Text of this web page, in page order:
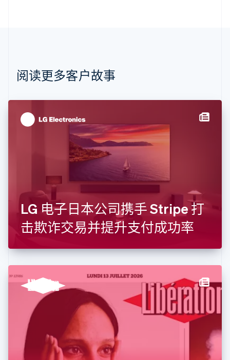
阅读更多客户故事
LG 电子日本公司携手 Stripe 打
击欺诈交易并提升支付成功率
Nederlands Français Deutsch
波兰
丹麦
德国
English
EnglishSvenska
荷兰
Nederlands
加拿大
English Français
捷克
克罗地亚
English
立陶宛
English
列支敦士登
English
FrançaisDeutschEnglish
罗马尼亚